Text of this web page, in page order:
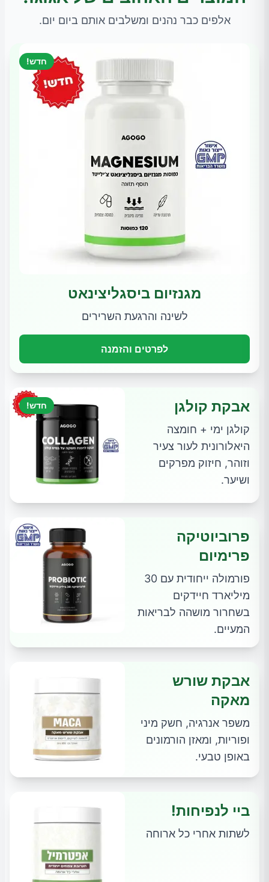
אלפים כבר נהנים ומשלבים אותם ביום יום.
חדש!
מגנזיום ביסגליצינאט
לשינה והרגעת השרירים
לפרטים והזמנה
חדש! אבקת קולגן
קולגן ימי + חומצה
היאלורונית לעור צעיר
וזוהר, חיזוק מפרקים
ושיער.
פרוביוטיקה
פרימיום
פורמולה ייחודית עם 30
מיליארד חיידקים
בשחרור מושהה לבריאות
המעיים.
אבקת שורש
מאקה
משפר אנרגיה, חשק מיני
ופוריות, ומאזן הורמונים
באופן טבעי.
ביי לנפיחות!
לשתות אחרי כל ארוחה